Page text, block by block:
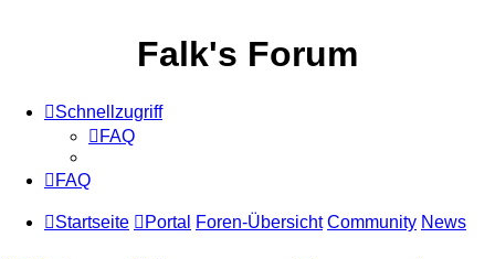
Falk's Forum
Schnellzugriff
FAQ
FAQ
Startseite Portal Foren-Übersicht Community News